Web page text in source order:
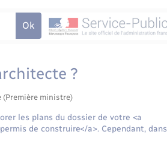
?
ministre)
les plans du dossier de votre <a
de construire</a>. Cependant, dans